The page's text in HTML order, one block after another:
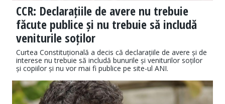
CCR: Declarațiile de avere nu trebuie
făcute publice și nu trebuie să includă
veniturile soților
Curtea Constituțională a decis că declarațiile de avere și de
interese nu trebuie să includă bunurile și veniturilor soților
și copiilor și nu vor mai fi publice pe site-ul ANI.